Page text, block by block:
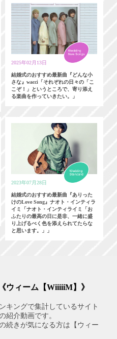
2025年02月13日
結婚式のおすすめ最新曲『どんな小
さな』wacci「それぞれの日々の「こ
こぞ！」というところで、寄り添え
る楽曲を作っていきたい。」
2023年07月28日
結婚式のおすすめ最新曲『ありった
けのLove Song』ナオト・インティラ
イミ「ナオト・インティライミ「お
ふたりの最高の日に是非、一緒に盛
り上げるべく色を添えられてたらな
と思います。」」
ウィーム【WiiiiiM】》
キングで集計しているサイト
紹介動画です。
続きが気になる方は【ウィー